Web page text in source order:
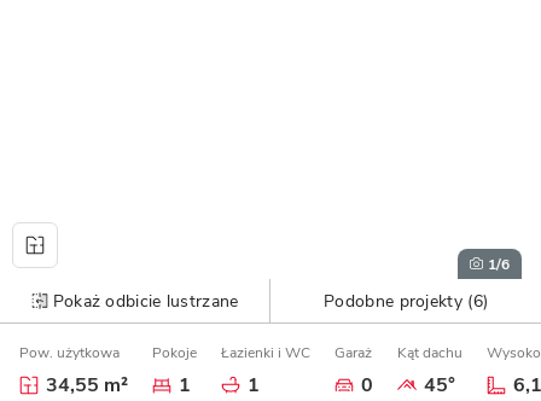
1/6
Pokaż odbicie lustrzane Podobne projekty (6)
Pow. użytkowa
34,55 m²
Pokoje
1
Łazienki i WC
1
Garaż
0
Kąt dachu
45°